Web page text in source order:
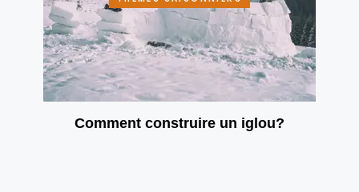
Comment construire un iglou?